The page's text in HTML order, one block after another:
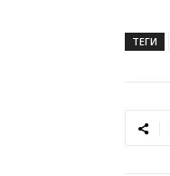
ТЕГИ